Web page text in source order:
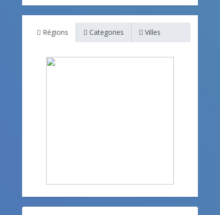
Régions Categories Villes